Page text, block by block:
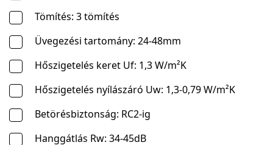
Tömítés: 3 tömítés
Üvegezési tartomány: 24-48mm
Hőszigetelés keret Uf: 1,3 W/m²K
Hőszigetelés nyílászáró Uw: 1,3-0,79 W/m²K
Betörésbiztonság: RC2-ig
Hanggátlás Rw: 34-45dB